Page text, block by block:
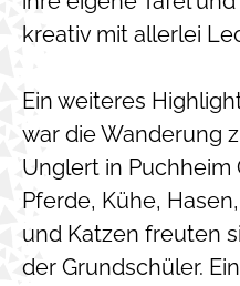
kreativ mit allerlei
Ein weiteres
war die Wanderung
Unglert in Puchheim
Pferde, Kühe,
und Katzen freuten
der Grundschüler.